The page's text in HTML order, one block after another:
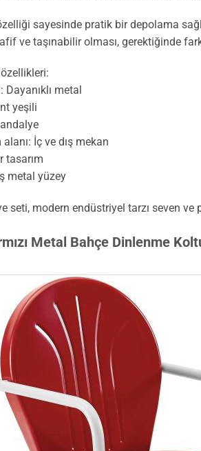
sayesinde pratik bir depolama
ve taşınabilir olması, gerektiğinde
metal
yeşili
İç ve dış mekan
tasarım
metal yüzey
seti, modern endüstriyel tarzı seven
Metal Bahçe Dinlenme